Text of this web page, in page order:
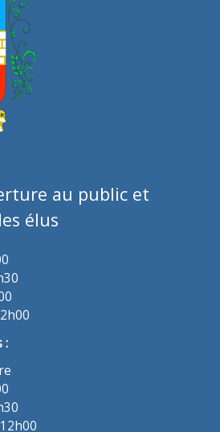
au public et
élus
: